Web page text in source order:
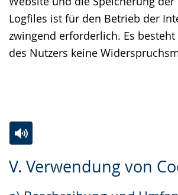
Logfiles ist für den Betrieb der
zwingend erforderlich. Es
des Nutzers keine
V. Verwendung von
Leichten
Audio-
Video